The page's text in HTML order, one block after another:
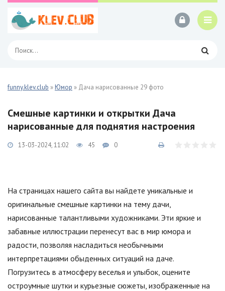
funny.klev.club »Юмор » Дача нарисованные 29 фото
Смешные картинки и открытки Дача
нарисованные для поднятия настроения
13-03-2024, 11:02 45 0
На страницах нашего сайта вы найдете уникальные и
оригинальные смешные картинки на тему дачи,
нарисованные талантливыми художниками. Эти яркие и
забавные иллюстрации перенесут вас в мир юмора и
радости, позволяя насладиться необычными
интерпретациями обыденных ситуаций на даче.
Погрузитесь в атмосферу веселья и улыбок, оцените
остроумные шутки и курьезные сюжеты, изображенные на